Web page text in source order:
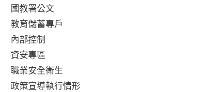
國教署公文
教育儲蓄專戶
內部控制
資安專區
職業安全衛生
政策宣導執行情形